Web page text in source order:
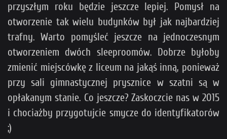
przyszłym roku będzie jeszcze lepiej. Pomysł na
otworzenie tak wielu budynków był jak najbardziej
trafny. Warto pomyśleć jeszcze na jednoczesnym
otworzeniem dwóch sleeproomów. Dobrze byłoby
zmienić miejscówkę z liceum na jakąś inną, ponieważ
przy sali gimnastycznej prysznice w szatni są w
opłakanym stanie. Co jeszcze? Zaskoczcie nas w 2015
i chociażby przygotujcie smycze do identyfikatorów
;)